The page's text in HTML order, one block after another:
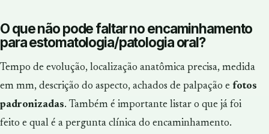
O que não pode faltar no encaminhamento
para estomatologia/patologia oral?
Tempo de evolução, localização anatômica precisa, medida
em mm, descrição do aspecto, achados de palpação e fotos
padronizadas. Também é importante listar o que já foi
feito e qual é a pergunta clínica do encaminhamento.